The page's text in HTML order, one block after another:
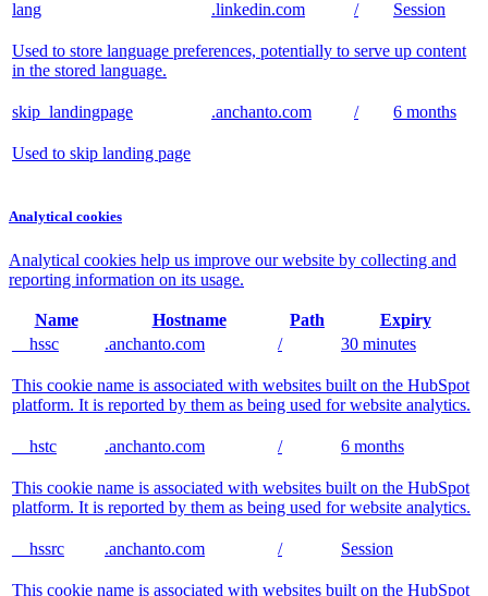
lang .linkedin.com / Session
Used to store language preferences, potentially to serve up content
in the stored language.
skip_landingpage .anchanto.com / 6 months
Used to skip landing page
Analytical cookies
Analytical cookies help us improve our website by collecting and
reporting information on its usage.
Name Hostname Path
Expiry
__hssc
.anchanto.com / 30 minutes
This cookie name is associated with websites built on the HubSpot
platform. It is reported by them as being used for website analytics.
__hstc .anchanto.com / 6 months
This cookie name is associated with websites built on the HubSpot
platform. It is reported by them as being used for website analytics.
__hssrc .anchanto.com / Session
This cookie name is associated with websites built on the HubSpot